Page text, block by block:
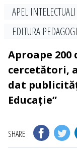
APEL INTELECTUALI
EDITURA
Aproape 200
cercetători,
dat
Educație”
SHARE